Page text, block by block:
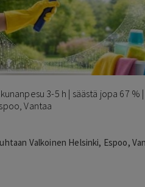
3-5 h | säästä jopa 67 %
Vantaa
Valkoinen Helsinki, Espoo,